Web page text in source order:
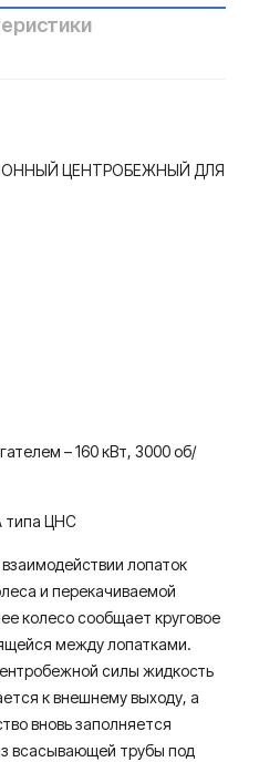
ЦЕНТРОБЕЖНЫЙ ДЛЯ
– 160 кВт, 3000 об/
ЦНС
лопаток
и перекачиваемой
колесо сообщает круговое
между лопатками.
силы жидкость
к внешнему выходу, а
вновь заполняется
всасывающей трубы под